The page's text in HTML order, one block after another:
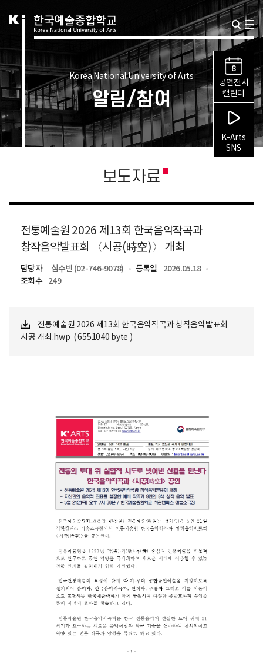
8
공연전시
캘린더
K-Arts
SNS
Korea National University of Arts
알림/참여
보도자료
전통예술원 2026 제13회 한국음악작곡과
창작음악발표회 〈시공(時空)〉 개최
담당자 심수빈 (02-746-9078) 등록일
2026.05.18
조회수
249
전통예술원 2026 제13회 한국음악작곡과 창작음악발표회
시공 개최.hwp ( 6551040 byte )